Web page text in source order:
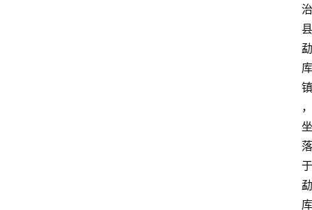
治
县
勐
库
镇
，
坐
落
于
勐
库